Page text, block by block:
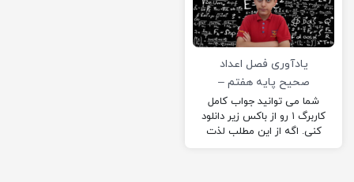
یادآوری فصل اعداد
صحیح پایه هفتم –
کاربرگ ۱
شما می توانید جواب کامل
کاربرگ ۱ رو از باکس زیر دانلود
کنی. اگه از این مطلب لذت